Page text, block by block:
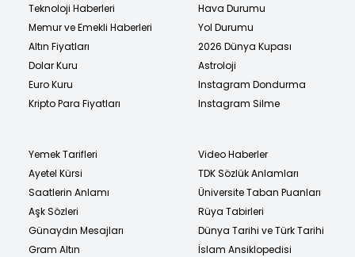
Teknoloji Haberleri
Memur ve Emekli Haberleri
Altın Fiyatları
Dolar Kuru
Euro Kuru
Kripto Para Fiyatları
Hava Durumu
Yol Durumu
2026 Dünya Kupası
Astroloji
Instagram Dondurma
Instagram Silme
Yemek Tarifleri
Ayetel Kürsi
Saatlerin Anlamı
Aşk Sözleri
Günaydın Mesajları
Gram Altın
Video Haberler
TDK Sözlük Anlamları
Üniversite Taban Puanları
Rüya Tabirleri
Dünya Tarihi ve Türk Tarihi
İslam Ansiklopedisi